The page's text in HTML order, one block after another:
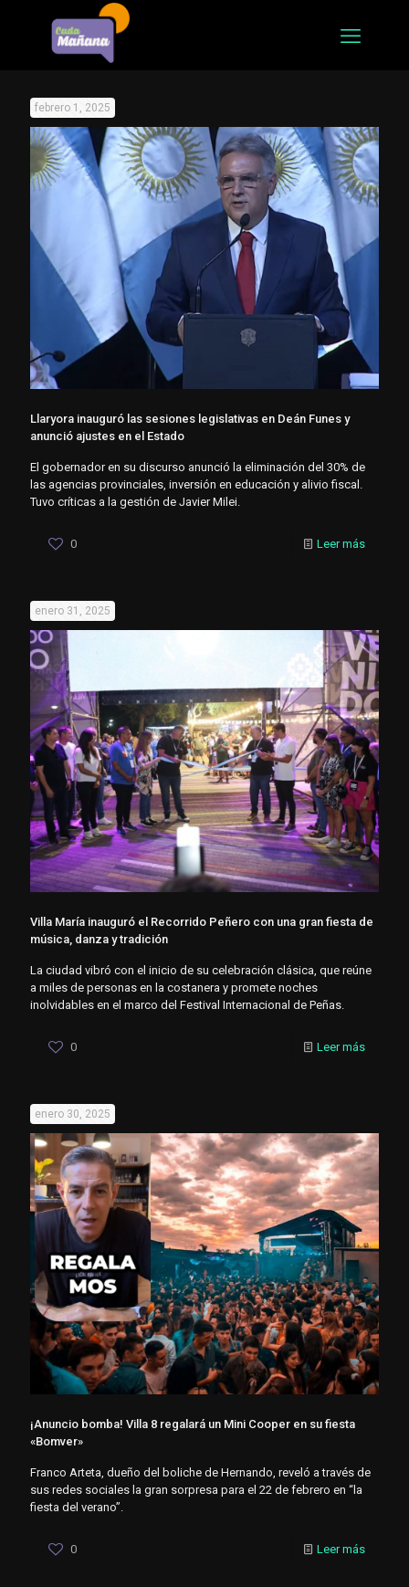
febrero 1, 2025
Llaryora inauguró las sesiones legislativas en Deán Funes y
anunció ajustes en el Estado
El gobernador en su discurso anunció la eliminación del 30% de
las agencias provinciales, inversión en educación y alivio fiscal.
Tuvo críticas a la gestión de Javier Milei.
0 Leer más
enero 31, 2025
Villa María inauguró el Recorrido Peñero con una gran fiesta de
música, danza y tradición
La ciudad vibró con el inicio de su celebración clásica, que reúne
a miles de personas en la costanera y promete noches
inolvidables en el marco del Festival Internacional de Peñas.
0 Leer más
enero 30, 2025
¡Anuncio bomba! Villa 8 regalará un Mini Cooper en su fiesta
«Bomver»
Franco Arteta, dueño del boliche de Hernando, reveló a través de
sus redes sociales la gran sorpresa para el 22 de febrero en “la
fiesta del verano”.
0 Leer más